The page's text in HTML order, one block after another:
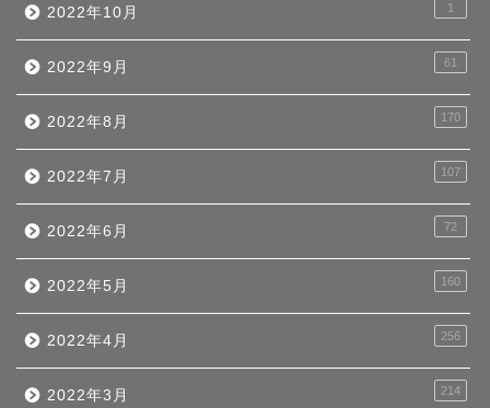
2022年10月 1
2022年9月 61
2022年8月 170
2022年7月 107
2022年6月 72
2022年5月 160
2022年4月 256
2022年3月 214